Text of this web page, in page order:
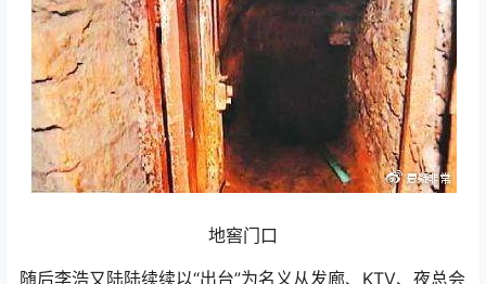
地窖门口
​随后李浩又陆陆续续以“出台”为名义从发廊、KTV、夜总会